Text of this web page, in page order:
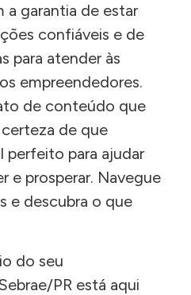
a garantia de estar
confiáveis e de
para atender às
empreendedores.
de conteúdo que
de que
perfeito para ajudar
e prosperar. Navegue
e descubra o que
do seu
PR está aqui